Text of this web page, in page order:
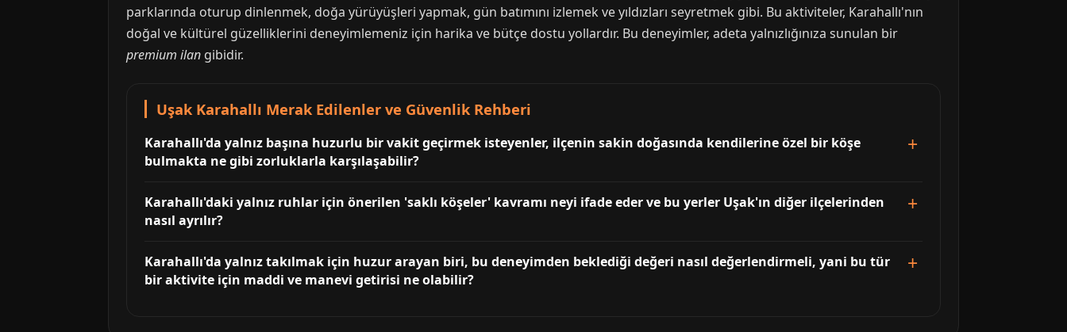
parklarında oturup dinlenmek, doğa yürüyüşleri yapmak, gün batımını izlemek ve yıldızları seyretmek gibi. Bu aktiviteler, Karahallı'nın
doğal ve kültürel güzelliklerini deneyimlemeniz için harika ve bütçe dostu yollardır. Bu deneyimler, adeta yalnızlığınıza sunulan bir
premium ilan gibidir.
Uşak Karahallı Merak Edilenler ve Güvenlik Rehberi
Karahallı'da yalnız başına huzurlu bir vakit geçirmek isteyenler, ilçenin sakin doğasında kendilerine özel bir köşe
bulmakta ne gibi zorluklarla karşılaşabilir?
Karahallı'daki yalnız ruhlar için önerilen 'saklı köşeler' kavramı neyi ifade eder ve bu yerler Uşak'ın diğer ilçelerinden
nasıl ayrılır?
Karahallı'da yalnız takılmak için huzur arayan biri, bu deneyimden beklediği değeri nasıl değerlendirmeli, yani bu tür
bir aktivite için maddi ve manevi getirisi ne olabilir?